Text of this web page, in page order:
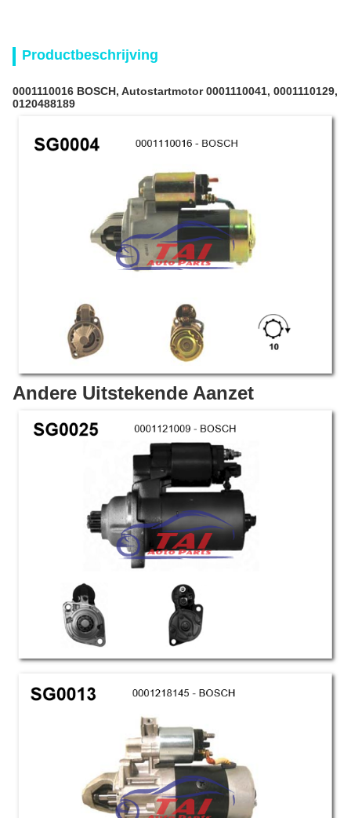
Productbeschrijving
0001110016 BOSCH, Autostartmotor 0001110041, 0001110129,
0120488189
Andere Uitstekende Aanzet